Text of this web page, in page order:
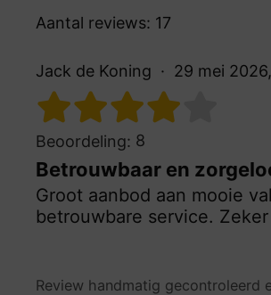
Aantal reviews: 17
Jack de Koning 29 mei
Beoordeling: 8
Betrouwbaar en
Groot aanbod aan mooie
betrouwbare service.
Review handmatig gecontroleerd